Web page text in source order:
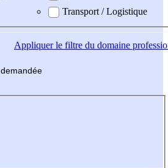
Transport / Logistique
Appliquerle filtre du domaine
demandée